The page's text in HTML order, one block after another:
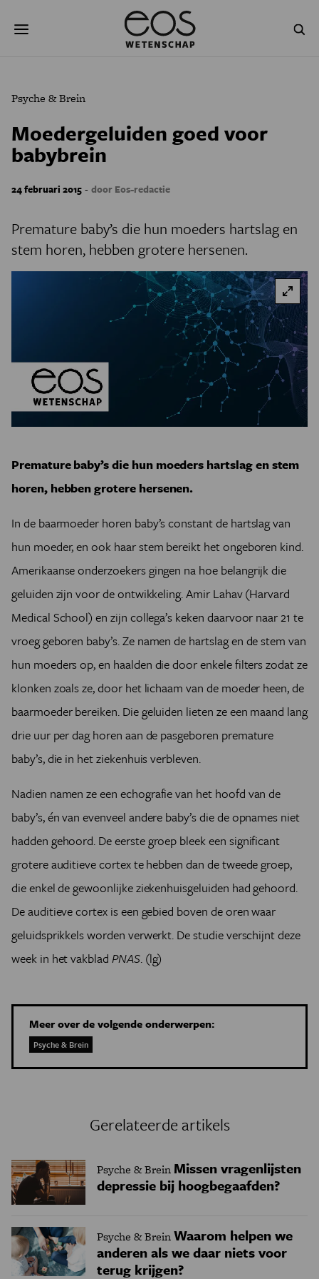
naar
NATUURWETENSCHAPPEN
PSYCHE & BREIN
PODCAST AGENDA
JONGE UITDAGERS
Psyche & Brein
Moedergeluiden goed voor
babybrein
24 februari 2015 - door Eos-redactie
Premature baby’s die hun moeders hartslag en
stem horen, hebben grotere hersenen.
Premature baby’s die hun moeders hartslag en stem
horen, hebben grotere hersenen.
In de baarmoeder horen baby’s constant de hartslag van
hun moeder, en ook haar stem bereikt het ongeboren kind.
Amerikaanse onderzoekers gingen na hoe belangrijk die
geluiden zijn voor de ontwikkeling. Amir Lahav (Harvard
Medical School) en zijn collega’s keken daarvoor naar 21 te
vroeg geboren baby’s. Ze namen de hartslag en de stem van
hun moeders op, en haalden die door enkele filters zodat ze
klonken zoals ze, door het lichaam van de moeder heen, de
baarmoeder bereiken. Die geluiden lieten ze een maand lang
drie uur per dag horen aan de pasgeboren premature
baby’s, die in het ziekenhuis verbleven.
Nadien namen ze een echografie van het hoofd van de
baby’s, én van evenveel andere baby’s die de opnames niet
hadden gehoord. De eerste groep bleek een significant
grotere auditieve cortex te hebben dan de tweede groep,
die enkel de gewoonlijke ziekenhuisgeluiden had gehoord.
De auditieve cortex is een gebied boven de oren waar
geluidsprikkels worden verwerkt. De studie verschijnt deze
week in het vakblad PNAS. (lg)
Meer over de volgende onderwerpen:
Psyche & Brein
Gerelateerde artikels
Psyche & Brein Missen vragenlijsten
depressie bij hoogbegaafden?
Psyche & BreinWaarom helpen we
anderen als we daar niets voor
terug krijgen?